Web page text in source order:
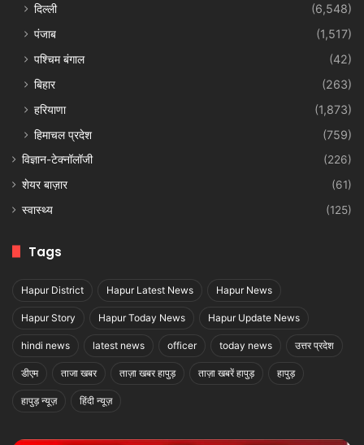
दिल्ली
(6,548)
पंजाब
(1,517)
पश्चिम बंगाल
(42)
बिहार
(263)
हरियाणा
(1,873)
हिमाचल प्रदेश
(759)
विज्ञान-टेक्नॉलॉजी
(226)
शेयर बाज़ार
(61)
स्वास्थ्य
(125)
Tags
Hapur District Hapur Latest News Hapur News
Hapur Story Hapur Today News Hapur Update News
hindi news latest news officer today news उत्तर प्रदेश
डीएम ताजा खबर ताज़ा खबर हापुड़ ताज़ा खबरें हापुड़ हापुड़
हापुड़ न्यूज़ हिंदी न्यूज़